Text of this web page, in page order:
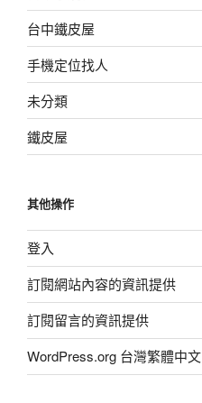
台中鐵皮屋
手機定位找人
未分類
鐵皮屋
其他操作
登入
訂閱網站內容的資訊提供
訂閱留言的資訊提供
WordPress.org 台灣繁體中文